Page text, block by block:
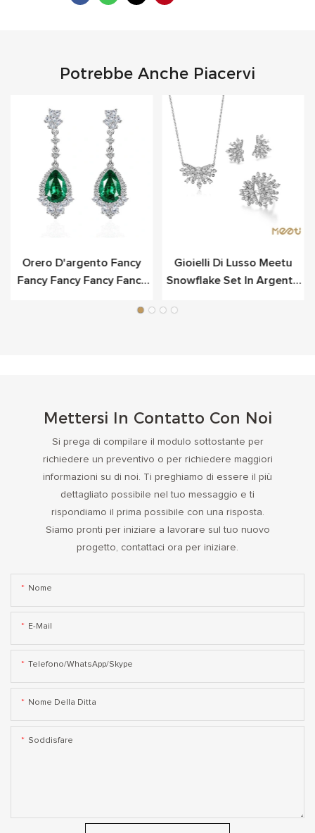
Potrebbe Anche Piacervi
Orero D'argento Fancy
Fancy Fancy Fancy Fancy
Gioielli Di Lusso Meetu
Snowflake Set In Argento
Mettersi In Contatto Con Noi
Si prega di compilare il modulo sottostante per
richiedere un preventivo o per richiedere maggiori
informazioni su di noi. Ti preghiamo di essere il più
dettagliato possibile nel tuo messaggio e ti
rispondiamo il prima possibile con una risposta.
Siamo pronti per iniziare a lavorare sul tuo nuovo
progetto, contattaci ora per iniziare.
Nome
E-Mail
Telefono/WhatsApp/Skype
Nome Della Ditta
Soddisfare